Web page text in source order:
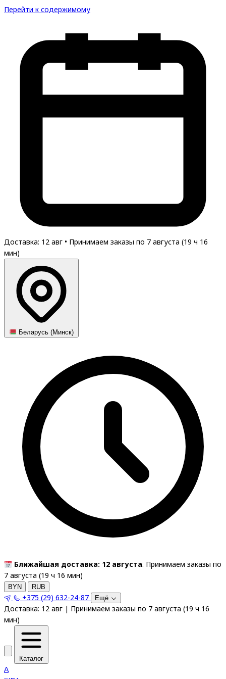
Перейти к содержимому
Доставка: 12 авг • Принимаем заказы по 7 августа (19 ч 16
мин)
Беларусь (Минск)
Ближайшая доставка: 12 августа. Принимаем заказы по
7 августа (19 ч 16 мин)
BYN RUB
+375 (29) 632-24-87 Ещё
Доставка: 12 авг | Принимаем заказы по 7 августа (19 ч 16
мин)
Каталог
A